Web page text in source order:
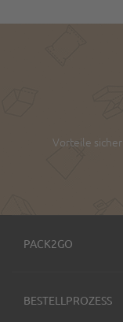
Vorteile
PACK2GO
BESTELLPROZESS